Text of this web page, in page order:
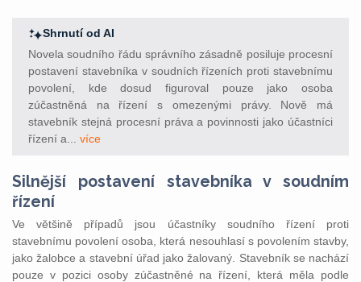
Shrnutí od AI
Novela soudního řádu správního zásadně posiluje procesní
postavení stavebníka v soudních řízeních proti stavebnímu
povolení, kde dosud figuroval pouze jako osoba
zúčastněná na řízení s omezenými právy. Nově má
stavebník stejná procesní práva a povinnosti jako účastníci
řízení a... více
Silnější postavení stavebníka v soudním
řízení
Ve většině případů jsou účastníky soudního řízení proti
stavebnímu povolení osoba, která nesouhlasí s povolením stavby,
jako žalobce a stavební úřad jako žalovaný. Stavebník se nachází
pouze v pozici osoby zúčastněné na řízení, která měla podle